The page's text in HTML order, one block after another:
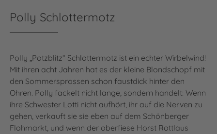
Polly Schlottermotz
Polly „Potzblitz“ Schlottermotz ist ein echter Wirbelwind!
Mit ihren acht Jahren hat es der kleine Blondschopf mit
den Sommersprossen schon faustdick hinter den
Ohren. Polly fackelt nicht lange, sondern handelt: Wenn
ihre Schwester Lotti nicht aufhört, ihr auf die Nerven zu
gehen, verkauft sie sie eben auf dem Schönberger
Flohmarkt, und wenn der oberfiese Horst Rottlaus